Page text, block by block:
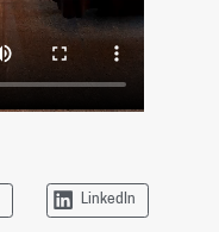
LinkedIn